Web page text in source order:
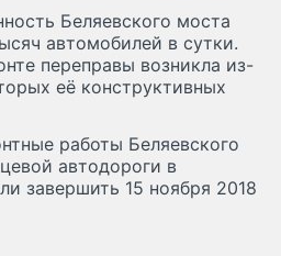
Беляевского моста
автомобилей в сутки.
переправы возникла из-
её конструктивных
работы Беляевского
автодороги в
завершить 15 ноября 2018